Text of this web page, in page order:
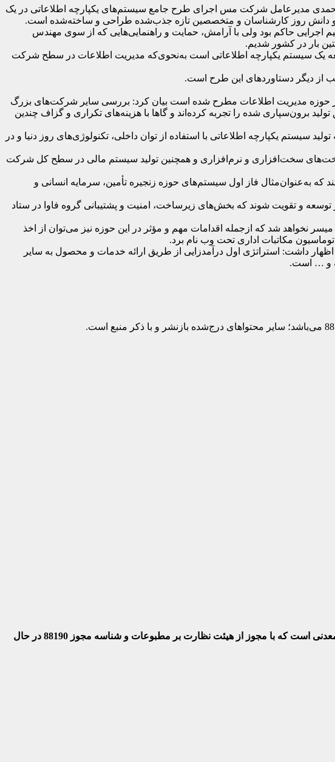
مدیرعامل شرکت مس اجرای طرح جامع سیستم‌های یکپارچه اطلاعاتی در یک
و دانش روز کارشناسان و متخصصین تازه جذب‌شده طراحی و ساخته‌شده است.
حاکم بود ولی با آرامش، حمایت و راهنمایی‌هایی که از سوی مهندس
بار در کشور شدیم.
یک سیستم یکپارچه اطلاعاتی است به‌نحوی‌که مدیریت اطلاعات در سطح شرکت
از دیگر دستاوردهای این طرح است.
حوزه مدیریت اطلاعات مطرح شده است بیان کرد: بررسی سایر شرکت‌های بزرگ
برون‌سپاری شده را تجربه کرده‌اند و گاها با هزینه‌های تکراری و گزاف چندین
سیستم یکپارچه اطلاعاتی با استفاده از توان داخلی، تکنولوژی‌های روز دنیا و در
گفت: در سال ۹۸ تیم‌سازی طرح، ایجاد و استقرار زیرساخت‌های سخت‌افزاری و نرم‌افزاری و همچنین تولید سیستم مالی در سطح کل شرکت
سیستم‌ها به بهره‌برداری برسند که به‌عنوان‌مثال فاز اول سیستم‌های حوزه زنجیره تأمین، سرمایه انسانی و
و تقویت شوند که بخش‌های زیرساخت، امنیت و پشتیبانی گروه فاوا در ستاد
نخواهد شد که ازجمله اقدامات مهم و مؤثر در این حوزه نیز می‌توان از اخذ
داشت: استراتژی اول درآمدزایی از طریق ارائه خدمات و محصول به سایر
و … است.
معدنی‌ است که با مجوز از هیئت نظارت بر مطبوعات
و شناسه مجوز 88190 در حال